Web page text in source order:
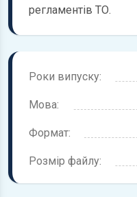
регламентів ТО.
Роки випуску:
Мова:
Формат:
Розмір файлу: